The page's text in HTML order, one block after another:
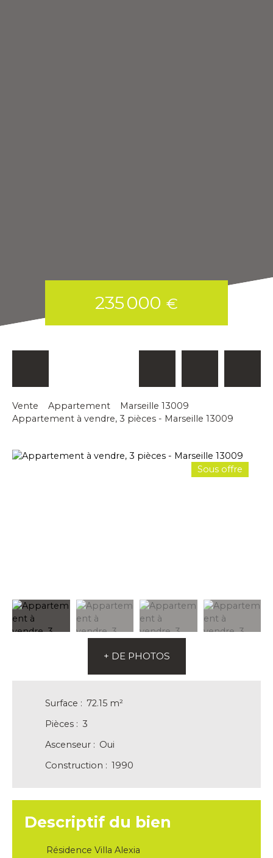
235 000 €
Vente Appartement
Marseille 13009
Appartement à vendre, 3 pièces - Marseille 13009
Sous offre
+ DE PHOTOS
Surface : 72.15 m²
Pièces : 3
Ascenseur : Oui
Construction : 1990
Descriptif du bien
Résidence Villa Alexia